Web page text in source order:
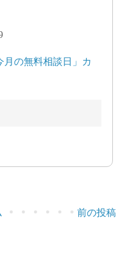
月の無料相談日」カ
前の投稿